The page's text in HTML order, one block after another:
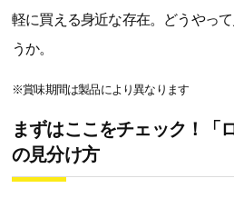
軽に買える身近な存在。どうやっ
うか。
※賞味期間は製品により異なります
まずはここをチェック！「
の見分け方